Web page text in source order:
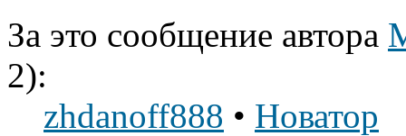
За это сообщение автора
2):
zhdanoff888 • Новатор